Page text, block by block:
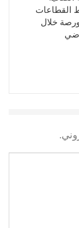
القطاعات
خلال